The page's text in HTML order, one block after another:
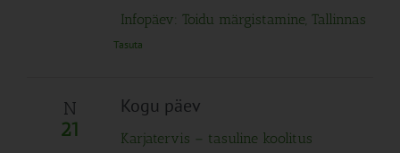
Infopäev: Toidu märgistamine, Tallinnas
Tasuta
N
21
Kogu päev
Karjatervis – tasuline koolitus